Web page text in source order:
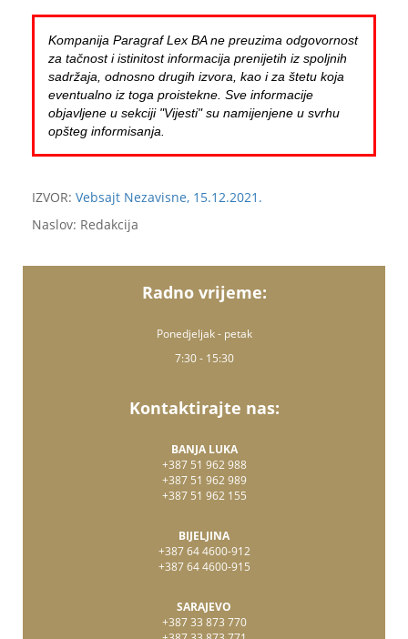
Kompanija Paragraf Lex BA ne preuzima odgovornost
za tačnost i istinitost informacija prenijetih iz spoljnih
sadržaja, odnosno drugih izvora, kao i za štetu koja
eventualno iz toga proistekne. Sve informacije
objavljene u sekciji "Vijesti" su namijenjene u svrhu
opšteg informisanja.
IZVOR: Vebsajt Nezavisne, 15.12.2021.
Naslov: Redakcija
Radno vrijeme:
Ponedjeljak - petak
7:30 - 15:30
Kontaktirajte nas:
BANJA LUKA
+387 51 962 988
+387 51 962 989
+387 51 962 155
BIJELJINA
+387 64 4600-912
+387 64 4600-915
SARAJEVO
+387 33 873 770